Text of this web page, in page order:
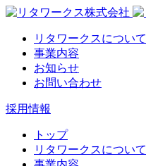
リタワークスについて
事業内容
お知らせ
お問い合わせ
採用情報
トップ
リタワークスについて